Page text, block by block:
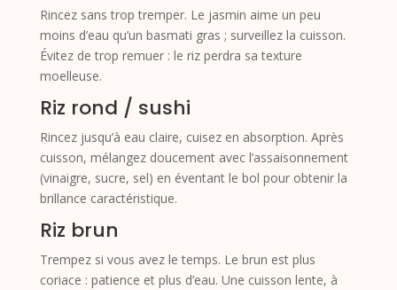
Rincez sans trop tremper. Le jasmin aime un peu
moins d’eau qu’un basmati gras ; surveillez la cuisson.
Évitez de trop remuer : le riz perdra sa texture
moelleuse.
Riz rond / sushi
Rincez jusqu’à eau claire, cuisez en absorption. Après
cuisson, mélangez doucement avec l’assaisonnement
(vinaigre, sucre, sel) en éventant le bol pour obtenir la
brillance caractéristique.
Riz brun
Trempez si vous avez le temps. Le brun est plus
coriace : patience et plus d’eau. Une cuisson lente, à